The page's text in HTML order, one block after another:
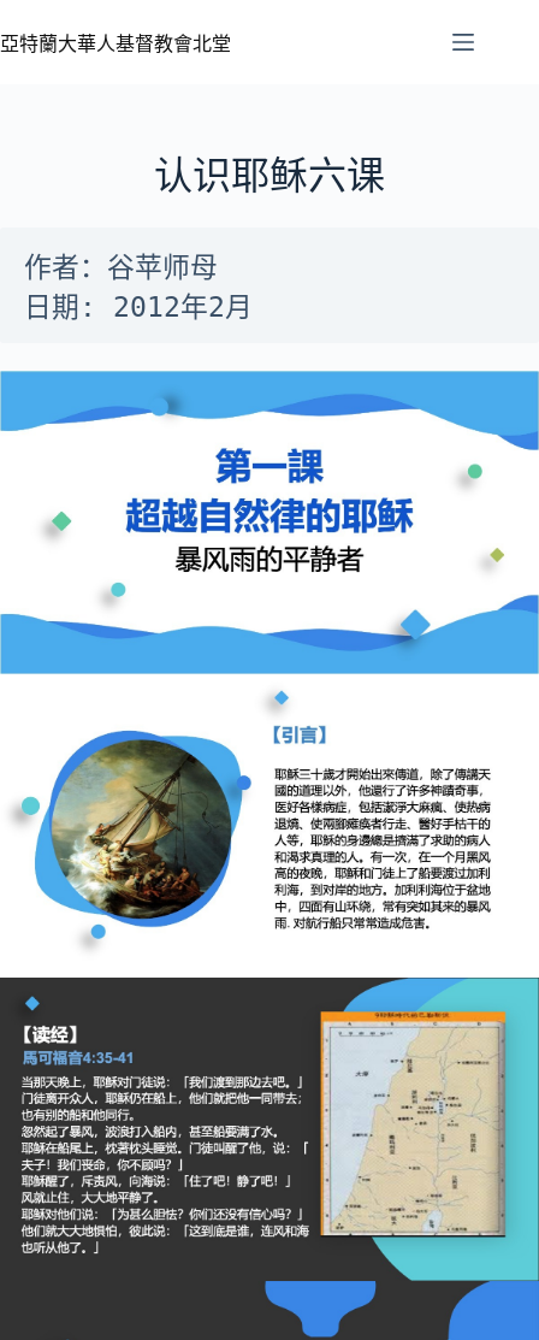
亞特蘭大華人基督教會北堂
认识耶稣六课
作者：谷苹师母
日期: 2012年2月